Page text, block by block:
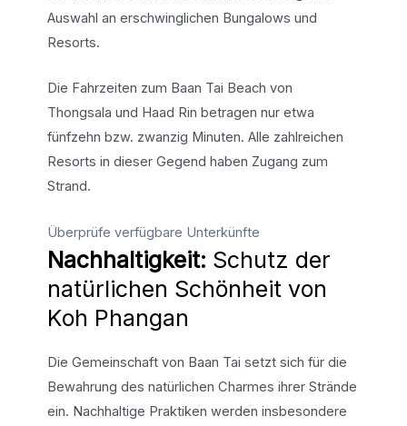
Auswahl an erschwinglichen Bungalows und
Resorts.
Die Fahrzeiten zum Baan Tai Beach von
Thongsala und Haad Rin betragen nur etwa
fünfzehn bzw. zwanzig Minuten. Alle zahlreichen
Resorts in dieser Gegend haben Zugang zum
Strand.
Überprüfe verfügbare Unterkünfte
Nachhaltigkeit: Schutz der
natürlichen Schönheit von
Koh Phangan
Die Gemeinschaft von Baan Tai setzt sich für die
Bewahrung des natürlichen Charmes ihrer Strände
ein. Nachhaltige Praktiken werden insbesondere